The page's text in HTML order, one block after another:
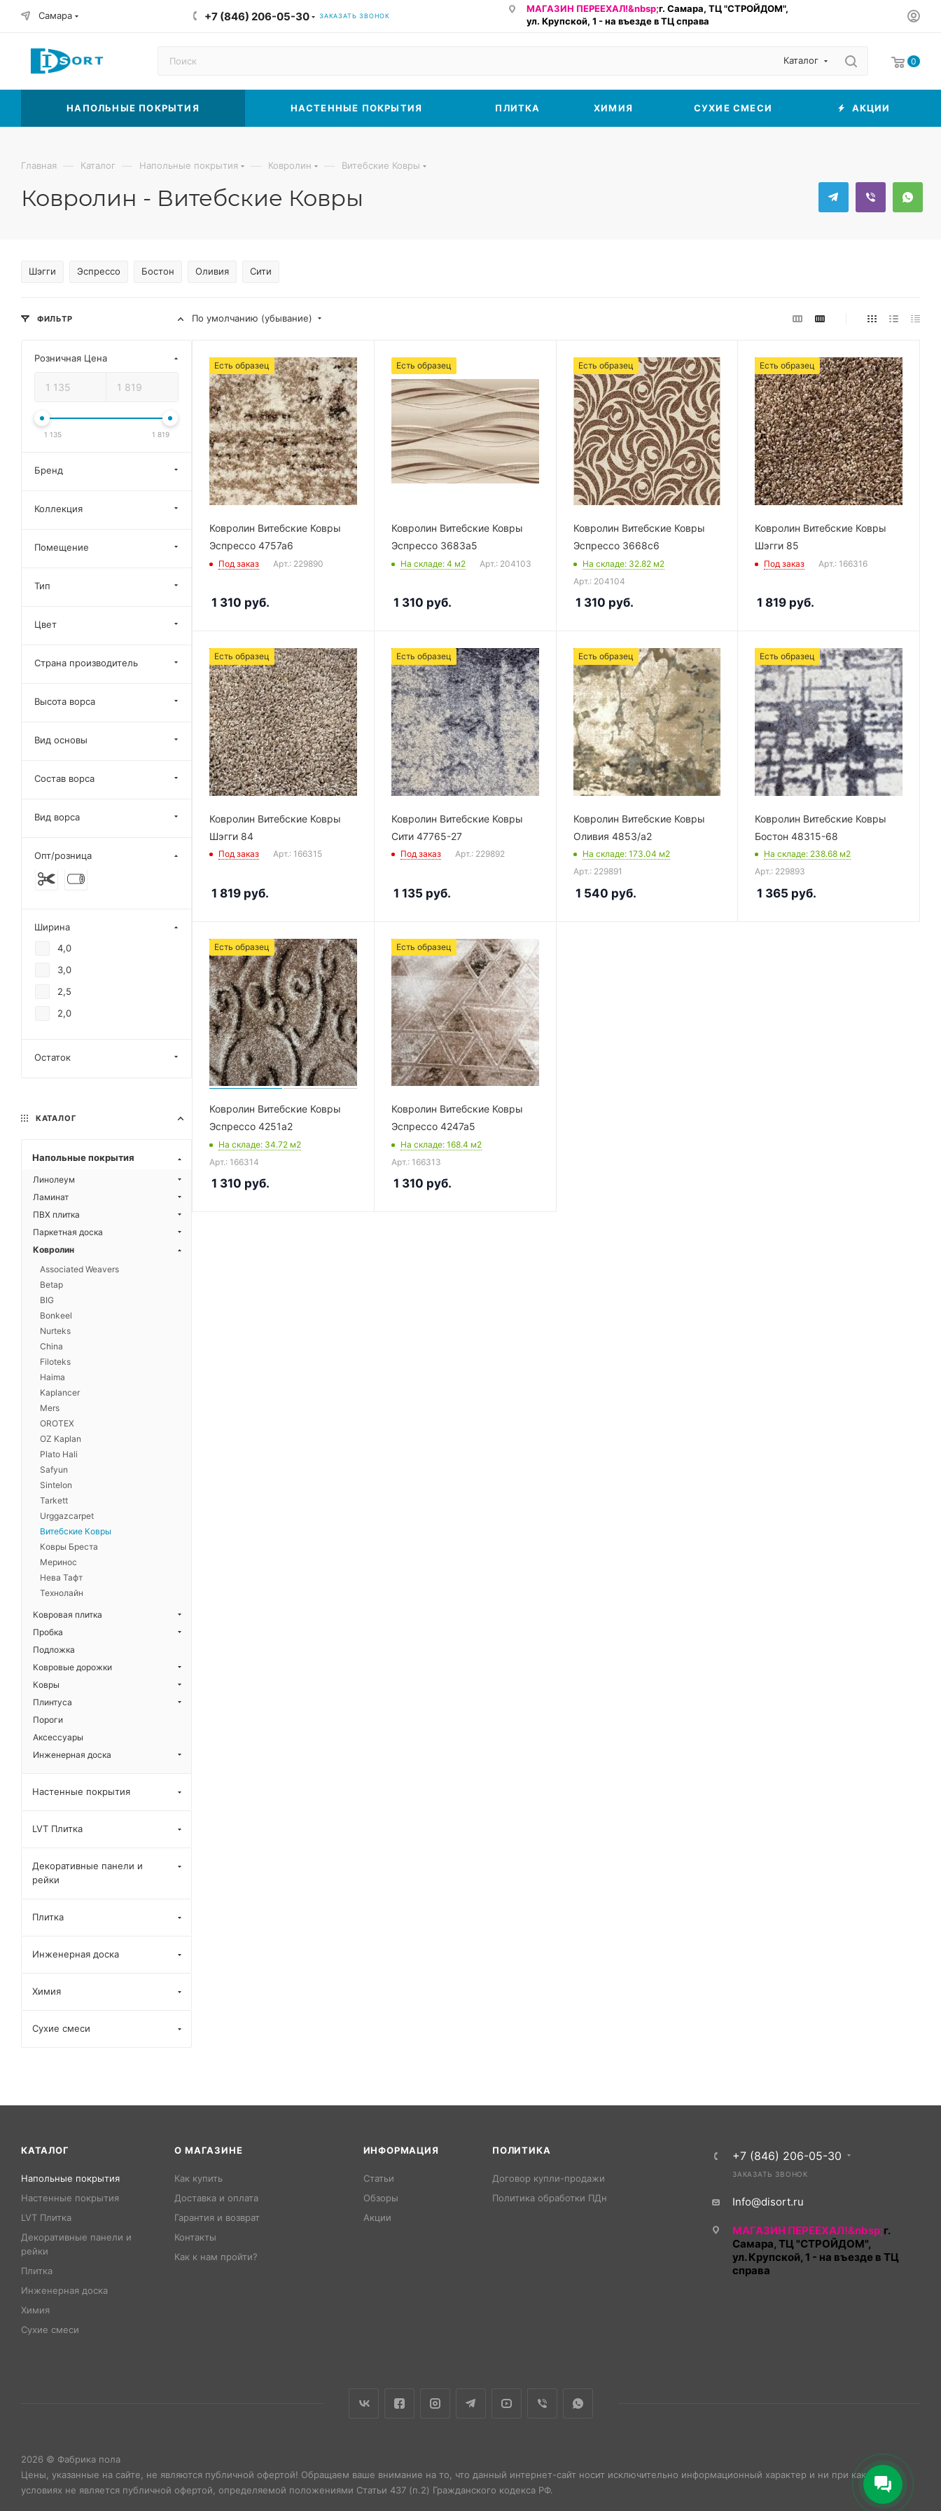
Самара +7 (846) 206-05-30 ЗАКАЗАТЬ ЗВОНОК
МАГАЗИН ПЕРЕЕХАЛ!&nbsp;г. Самара, ТЦ "СТРОЙДОМ",
ул. Крупской, 1 - на въезде в ТЦ справа
Каталог 0
НАПОЛЬНЫЕ ПОКРЫТИЯ НАСТЕННЫЕ ПОКРЫТИЯ ПЛИТКА ХИМИЯ СУХИЕ СМЕСИ АКЦИИ
Главная — Каталог — Напольные покрытия — Ковролин — Витебские Ковры
Ковролин - Витебские Ковры
Шэгги Эспрессо Бостон Оливия Сити
По умолчанию (убывание)
Есть образец
Ковролин Витебские Ковры
Эспрессо 4757a6
Под заказ Арт.: 229890
1 310 руб.
Есть образец
Ковролин Витебские Ковры
Эспрессо 3683а5
На складе: 4 м2 Арт.: 204103
1 310 руб.
Есть образец
Ковролин Витебские Ковры
Эспрессо 3668с6
На складе: 32.82 м2
Арт.: 204104
1 310 руб.
Есть образец
Ковролин Витебские Ковры
Шэгги 85
Под заказ Арт.: 166316
1 819 руб.
Есть образец
Ковролин Витебские Ковры
Шэгги 84
Под заказ Арт.: 166315
1 819 руб.
Есть образец
Ковролин Витебские Ковры
Сити 47765-27
Под заказ Арт.: 229892
1 135 руб.
Есть образец
Ковролин Витебские Ковры
Оливия 4853/a2
На складе: 173.04 м2
Арт.: 229891
1 540 руб.
Есть образец
Ковролин Витебские Ковры
Бостон 48315-68
На складе: 238.68 м2
Арт.: 229893
1 365 руб.
Есть образец
Ковролин Витебские Ковры
Эспрессо 4251a2
На складе: 34.72 м2
Арт.: 166314
1 310 руб.
Есть образец
Ковролин Витебские Ковры
Эспрессо 4247a5
На складе: 168.4 м2
Арт.: 166313
1 310 руб.
ФИЛЬТР
Розничная Цена
1 135 1 819
Бренд
Коллекция
Помещение
Тип
Цвет
Страна производитель
Высота ворса
Вид основы
Состав ворса
Вид ворса
Опт/розница
Ширина
4,0
3,0
2,5
2,0
Остаток
КАТАЛОГ
Напольные покрытия
Линолеум
Ламинат
ПВХ плитка
Паркетная доска
Ковролин
Associated Weavers
Betap
BIG
Bonkeel
Nurteks
China
Filoteks
Haima
Kaplancer
Mers
OROTEX
OZ Kaplan
Plato Hali
Safyun
Sintelon
Tarkett
Urggazcarpet
Витебские Ковры
Ковры Бреста
Меринос
Нева Тафт
Технолайн
Ковровая плитка
Пробка
Подложка
Ковровые дорожки
Ковры
Плинтуса
Пороги
Аксессуары
Инженерная доска
Настенные покрытия
LVT Плитка
Декоративные панели и
рейки
Плитка
Инженерная доска
Химия
Сухие смеси
КАТАЛОГ
Напольные покрытия
Настенные покрытия
LVT Плитка
Декоративные панели и
рейки
Плитка
Инженерная доска
Химия
Сухие смеси
О МАГАЗИНЕ
Как купить
Доставка и оплата
Гарантия и возврат
Контакты
Как к нам пройти?
ИНФОРМАЦИЯ
Статьи
Обзоры
Акции
ПОЛИТИКА
Договор купли-продажи
Политика обработки ПДн
+7 (846) 206-05-30
ЗАКАЗАТЬ ЗВОНОК
Info@disort.ru
МАГАЗИН ПЕРЕЕХАЛ!&nbsp;г.
Самара, ТЦ "СТРОЙДОМ",
ул. Крупской, 1 - на въезде в ТЦ
справа
2026 © Фабрика пола
Цены, указанные на сайте, не являются публичной офертой! Обращаем ваше внимание на то, что данный интернет-сайт носит исключительно информационный характер и ни при каких
условиях не является публичной офертой, определяемой положениями Статьи 437 (п.2) Гражданского кодекса РФ.